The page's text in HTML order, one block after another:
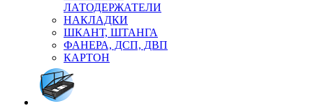
ЛАТОДЕРЖАТЕЛИ
НАКЛАДКИ
ШКАНТ, ШТАНГА
ФАНЕРА, ДСП, ДВП
КАРТОН